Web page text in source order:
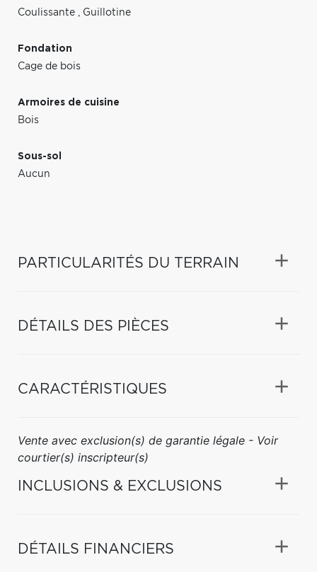
Coulissante , Guillotine
Fondation
Cage de bois
Armoires de cuisine
Bois
Sous-sol
Aucun
PARTICULARITÉS DU TERRAIN
DÉTAILS DES PIÈCES
CARACTÉRISTIQUES
Vente avec exclusion(s) de garantie légale - Voir
courtier(s) inscripteur(s)
INCLUSIONS & EXCLUSIONS
DÉTAILS FINANCIERS